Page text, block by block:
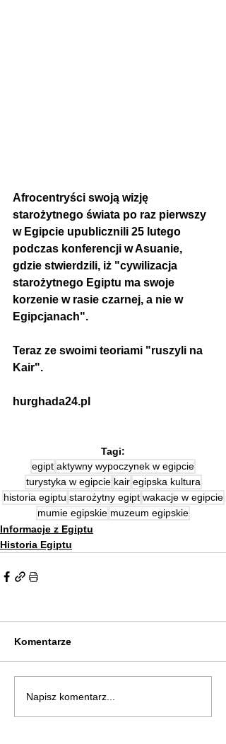
Afrocentryści swoją wizję
starożytnego świata po raz pierwszy
w Egipcie upublicznili 25 lutego
podczas konferencji w Asuanie,
gdzie stwierdzili, iż "cywilizacja
starożytnego Egiptu ma swoje
korzenie w rasie czarnej, a nie w
Egipcjanach".
Teraz ze swoimi teoriami "ruszyli na
Kair".
hurghada24.pl
Tagi:
egipt aktywny wypoczynek w egipcie
turystyka w egipcie kair egipska kultura
historia egiptu starożytny egipt wakacje w egipcie
mumie egipskie muzeum egipskie
Informacje z Egiptu
Historia Egiptu
Komentarze
Napisz komentarz...